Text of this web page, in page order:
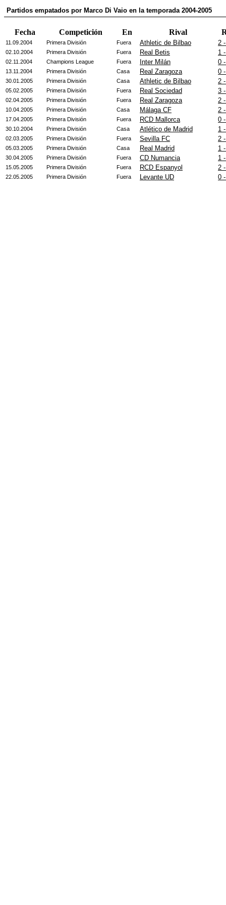
Partidos empatados por Marco Di Vaio en la temporada 2004-2005
Fecha Competición En Rival
11.09.2004 Primera División Fuera Athletic de Bilbao 2
02.10.2004 Primera División Fuera Real Betis 1
02.11.2004 Champions League Fuera Inter Milán 0
13.11.2004 Primera División Casa Real Zaragoza 0
30.01.2005 Primera División Casa Athletic de Bilbao 2
05.02.2005 Primera División Fuera Real Sociedad 3
02.04.2005 Primera División Fuera Real Zaragoza 2
10.04.2005 Primera División Casa Málaga CF 2
17.04.2005 Primera División Fuera RCD Mallorca 0
30.10.2004 Primera División Casa Atlético de Madrid 1
02.03.2005 Primera División Fuera Sevilla FC 2
05.03.2005 Primera División Casa Real Madrid 1
30.04.2005 Primera División Fuera CD Numancia 1
15.05.2005 Primera División Fuera RCD Espanyol 2
22.05.2005 Primera División Fuera Levante UD 0